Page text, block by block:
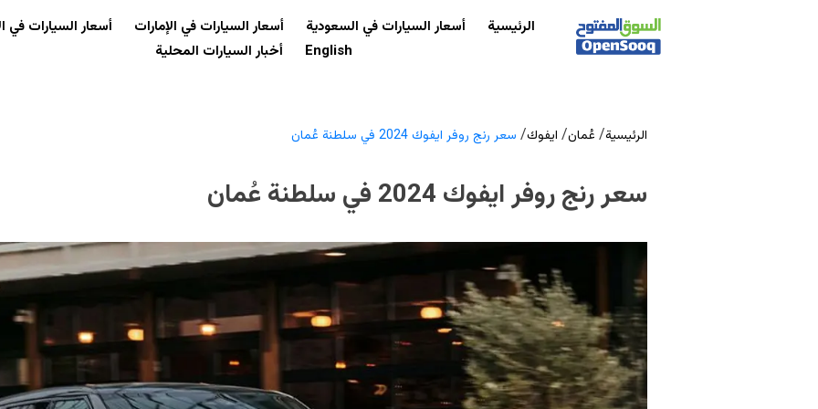
الرئيسية أسعار السيارات في السعودية أسعار السيارات في الإمارات
أسعار السيارات في
English
أخبار السيارات المحلية
الرئيسية/ عُمان/ ايفوك/ سعر رنج روفر ايفوك 2024 في سلطنة عُمان
سعر رنج روفر ايفوك 2024 في سلطنة عُمان